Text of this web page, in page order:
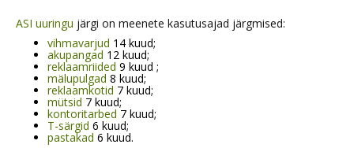
ASI uuringu järgi on meenete kasutusajad järgmised:
vihmavarjud 14 kuud;
akupangad 12 kuud;
reklaamriided 9 kuud ;
mälupulgad 8 kuud;
reklaamkotid 7 kuud;
mütsid 7 kuud;
kontoritarbed 7 kuud;
T-särgid 6 kuud;
pastakad 6 kuud.